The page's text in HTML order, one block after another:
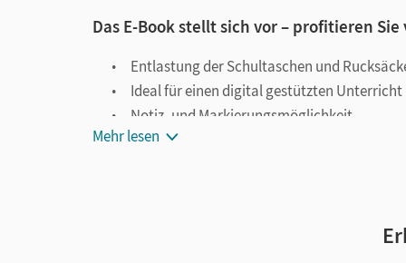
Das E-Book stellt sich vor – profitieren
Entlastung der Schultaschen und
Ideal für einen digital gestützten Unterricht
Notiz- und Markierungsmöglichkeit
Jederzeit unkompliziert verfügbar
Mehr lesen